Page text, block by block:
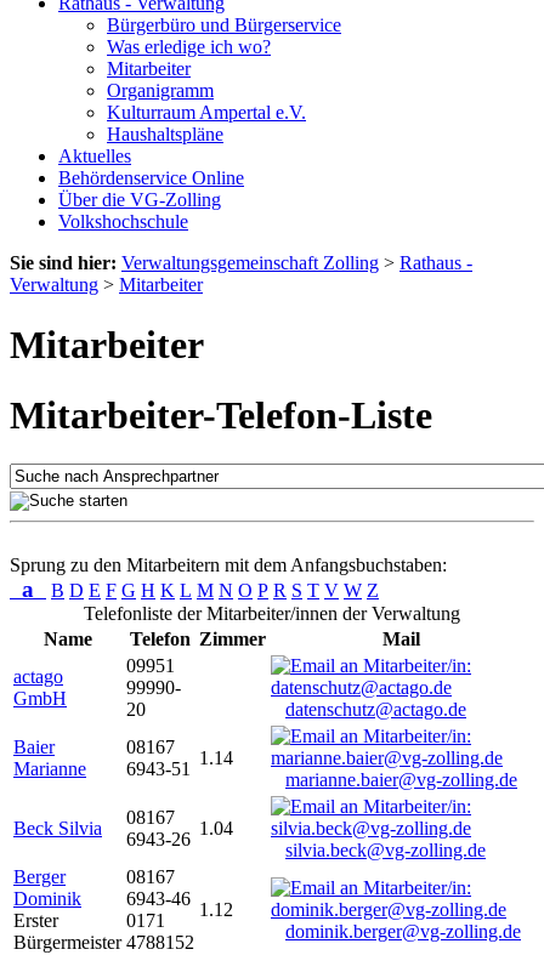
Bürgerbüro und Bürgerservice
Was erledige ich wo?
Mitarbeiter
Organigramm
Kulturraum Ampertal e.V.
Haushaltspläne
Aktuelles
Behördenservice Online
Über die VG-Zolling
Volkshochschule
Sie sind hier: Verwaltungsgemeinschaft Zolling > Rathaus -
Verwaltung > Mitarbeiter
Mitarbeiter
Mitarbeiter-Telefon-Liste
Sprung zu den Mitarbeitern mit dem Anfangsbuchstaben:
a B D E F G H K L M N O P R S T V W Z
Telefonliste der Mitarbeiter/innen der Verwaltung
Name
Telefon Zimmer
Mail
actago
GmbH
09951
99990-
20
datenschutz@actago.de
Baier
Marianne
08167
6943-51
1.14
marianne.baier@vg-zolling.de
Beck Silvia
08167
6943-26
1.04
silvia.beck@vg-zolling.de
Berger
Dominik
Erster
Bürgermeister
08167
6943-46
0171
4788152
1.12
dominik.berger@vg-zolling.de